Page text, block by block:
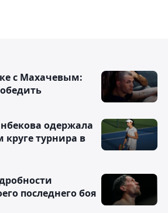
с Махачевым:
одержала
круге турнира в
последнего боя